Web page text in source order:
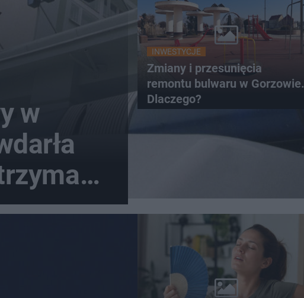
w
INWESTYCJE
Zmiany i przesunięcia
remontu bulwaru w Gorzowie.
Dlaczego?